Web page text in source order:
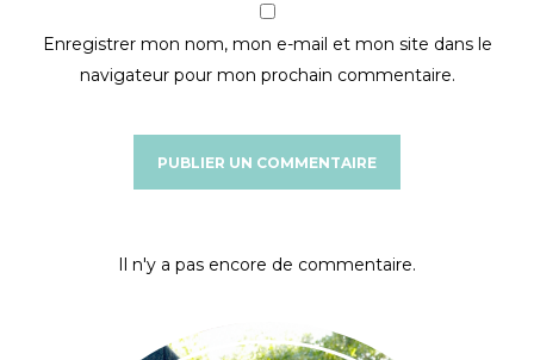
Enregistrer mon nom, mon e-mail et mon site dans le
navigateur pour mon prochain commentaire.
Il n'y a pas encore de commentaire.